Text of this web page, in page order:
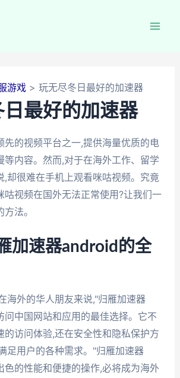
游戏 玩无尽冬日最好的加速器
最好的加速器
先的视频平台之一,提供海量优质的电
等内容。然而,对于在海外工作、留学
,却很难在手机上观看咪咕视频。究竟
咕视频在国外无法正常使用?让我们一
法。
加速器android的全
海外的华人朋友来说,"归雁加速器
中国网站和应用的最佳选择。它不
的访问体验,还在安全性和隐私保护方
足用户的各种需求。"归雁加速器
的性能和便捷的操作,必将成为海外